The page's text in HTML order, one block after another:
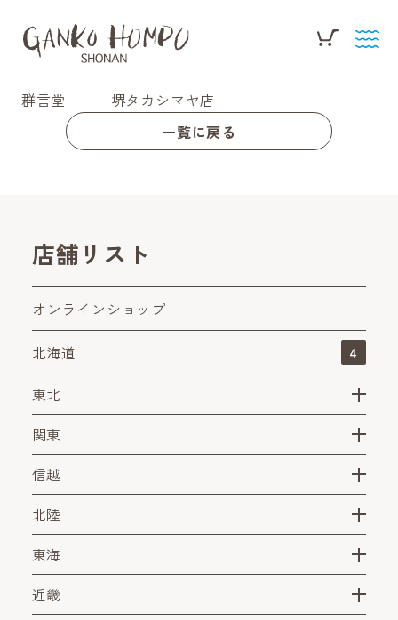
群言堂 堺タカシマヤ店
一覧に戻る
店舗リスト
オンラインショップ
北海道 4
東北
関東
信越
北陸
東海
近畿